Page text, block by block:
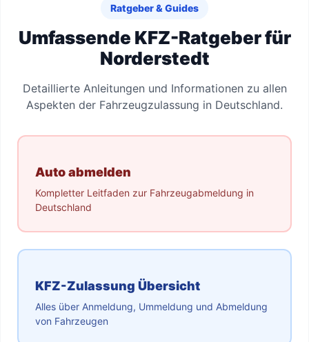
Ratgeber & Guides
Umfassende KFZ-Ratgeber für
Norderstedt
Detaillierte Anleitungen und Informationen zu allen
Aspekten der Fahrzeugzulassung in Deutschland.
Auto abmelden
Kompletter Leitfaden zur Fahrzeugabmeldung in
Deutschland
KFZ-Zulassung Übersicht
Alles über Anmeldung, Ummeldung und Abmeldung
von Fahrzeugen